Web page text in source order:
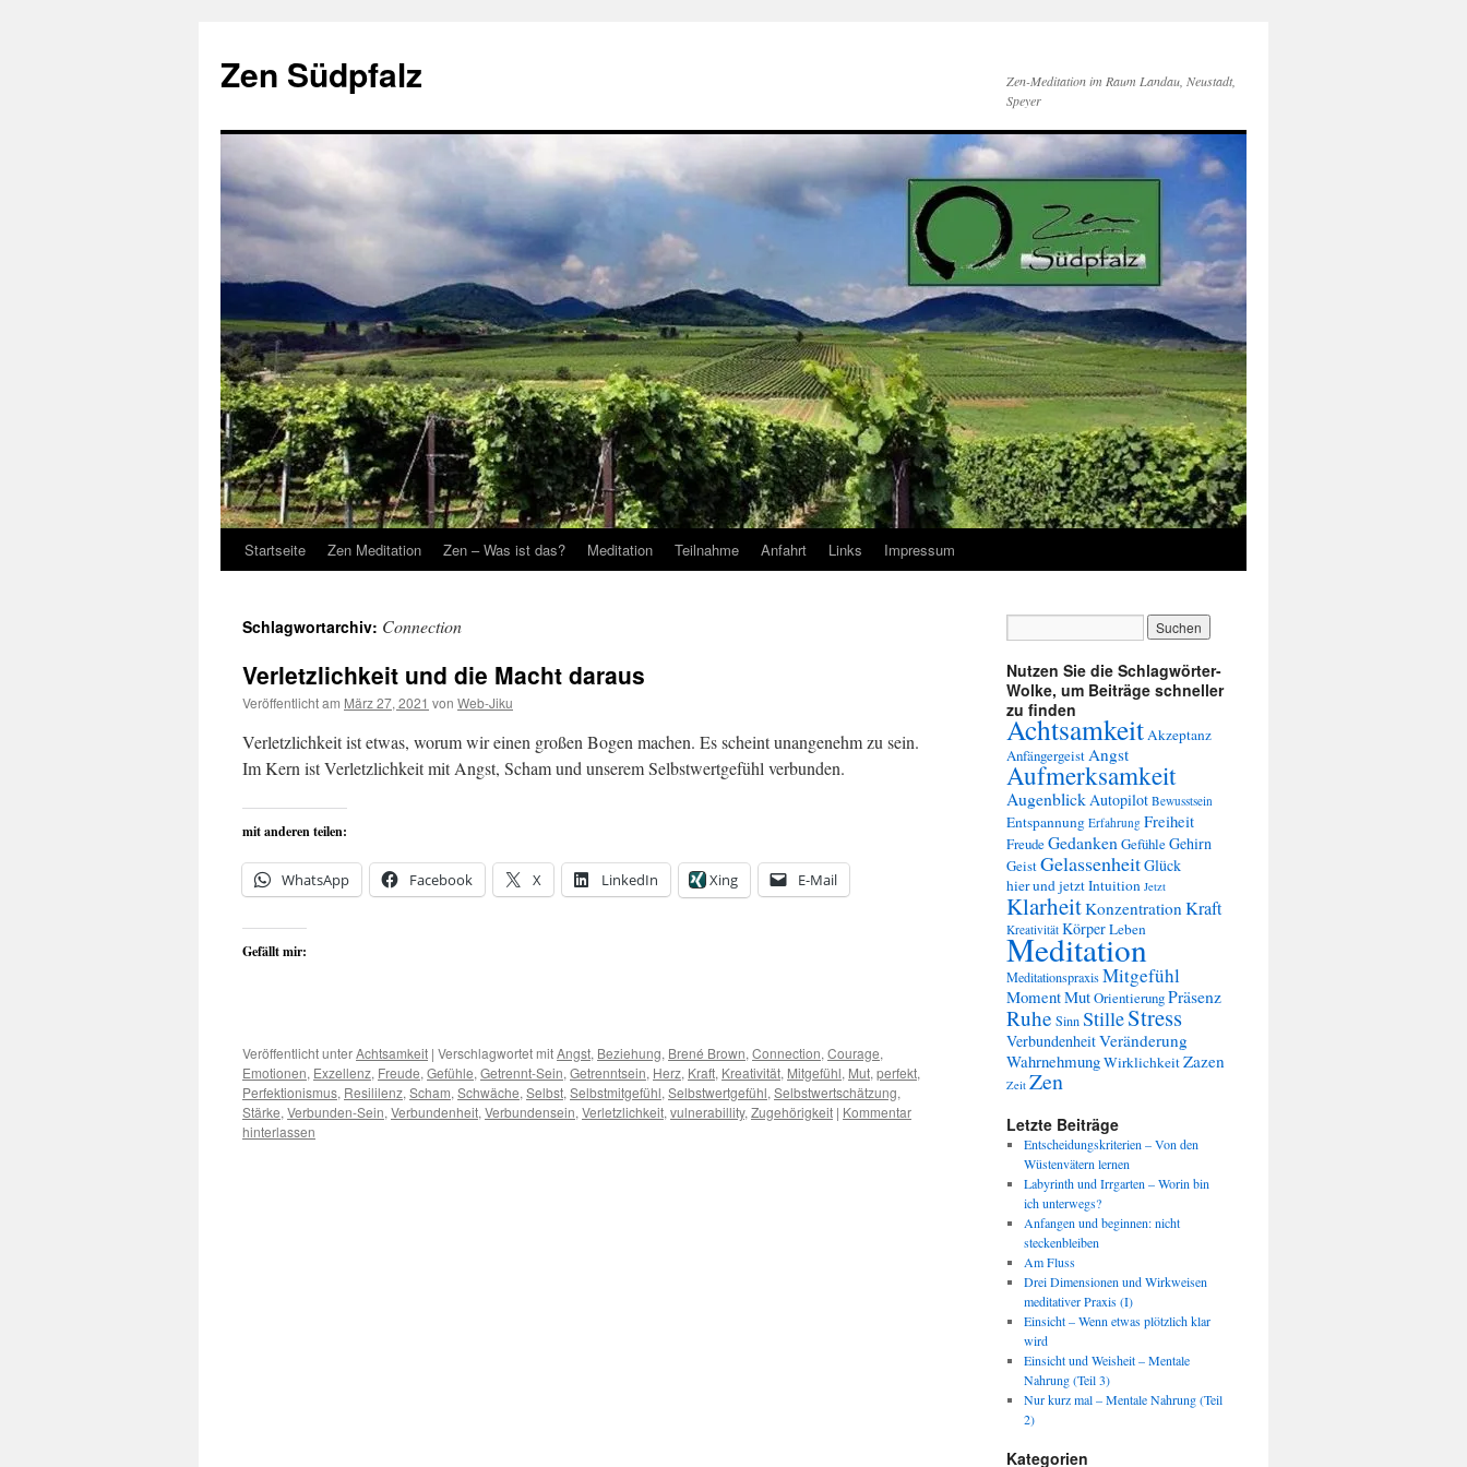
springen
Zen Südpfalz
Zen-Meditation im Raum Landau, Neustadt,
Speyer
Startseite Zen Meditation Zen – Was ist das? Meditation Teilnahme Anfahrt Links Impressum
Schlagwortarchiv: Connection
Verletzlichkeit und die Macht daraus
Veröffentlicht am März 27, 2021 von Web-Jiku
Verletzlichkeit ist etwas, worum wir einen großen Bogen machen. Es scheint unangenehm zu sein.
Im Kern ist Verletzlichkeit mit Angst, Scham und unserem Selbstwertgefühl verbunden.
mit anderen teilen:
WhatsApp Facebook X LinkedIn Xing E-Mail
Gefällt mir:
Veröffentlicht unterAchtsamkeit | Verschlagwortet mitAngst, Beziehung, Brené Brown, Connection, Courage,
Emotionen, Exzellenz, Freude, Gefühle, Getrennt-Sein, Getrenntsein, Herz, Kraft, Kreativität, Mitgefühl, Mut, perfekt,
Perfektionismus, Resililenz, Scham, Schwäche, Selbst, Selbstmitgefühl, Selbstwertgefühl, Selbstwertschätzung,
Stärke, Verbunden-Sein, Verbundenheit, Verbundensein, Verletzlichkeit, vulnerabillity, Zugehörigkeit | Kommentar
hinterlassen
Nutzen Sie die Schlagwörter-
Wolke, um Beiträge schneller
zu finden
AchtsamkeitAkzeptanz
AnfängergeistAngst
Aufmerksamkeit
AugenblickAutopilot Bewusstsein
Entspannung Erfahrung Freiheit
FreudeGedanken GefühleGehirn
GeistGelassenheitGlück
hier und jetztIntuition Jetzt
KlarheitKonzentrationKraft
Kreativität KörperLeben
Meditation
MeditationspraxisMitgefühl
MomentMutOrientierungPräsenz
Ruhe SinnStilleStress
VerbundenheitVeränderung
WahrnehmungWirklichkeitZazen
Zeit Zen
Letzte Beiträge
Entscheidungskriterien – Von den
Wüstenvätern lernen
Labyrinth und Irrgarten – Worin bin
ich unterwegs?
Anfangen und beginnen: nicht
steckenbleiben
Am Fluss
Drei Dimensionen und Wirkweisen
meditativer Praxis (I)
Einsicht – Wenn etwas plötzlich klar
wird
Einsicht und Weisheit – Mentale
Nahrung (Teil 3)
Nur kurz mal – Mentale Nahrung (Teil
2)
Kategorien